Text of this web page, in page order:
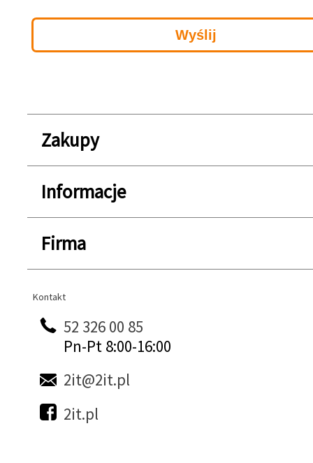
Zakupy
Informacje
Firma
Kontakt
Kontakt
52 326 00 85
Pn-Pt 8:00-16:00
2it@2it.pl
2it.pl